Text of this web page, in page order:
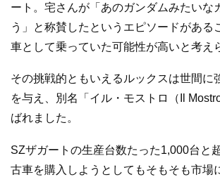
ート。宅さんが「あのガンダムみたいな
う」と称賛したというエピソードがある
車として乗っていた可能性が高いと考え
その挑戦的ともいえるルックスは世間に
を与え、別名「イル・モストロ（Il
ばれました。
SZザガートの生産台数たった1,000台と
古車を購入しようとしてもそもそも市場